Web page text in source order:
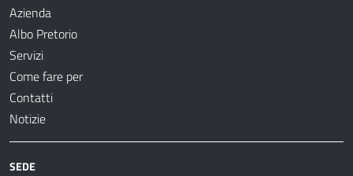
Azienda
Albo Pretorio
Servizi
Come fare per
Contatti
Notizie
SEDE